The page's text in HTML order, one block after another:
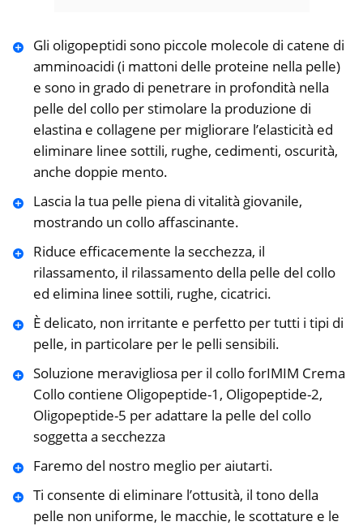
Gli oligopeptidi sono piccole molecole di catene di
amminoacidi (i mattoni delle proteine nella pelle)
e sono in grado di penetrare in profondità nella
pelle del collo per stimolare la produzione di
elastina e collagene per migliorare l’elasticità ed
eliminare linee sottili, rughe, cedimenti, oscurità,
anche doppie mento.
Lascia la tua pelle piena di vitalità giovanile,
mostrando un collo affascinante.
Riduce efficacemente la secchezza, il
rilassamento, il rilassamento della pelle del collo
ed elimina linee sottili, rughe, cicatrici.
È delicato, non irritante e perfetto per tutti i tipi di
pelle, in particolare per le pelli sensibili.
Soluzione meravigliosa per il collo forIMIM Crema
Collo contiene Oligopeptide-1, Oligopeptide-2,
Oligopeptide-5 per adattare la pelle del collo
soggetta a secchezza
Faremo del nostro meglio per aiutarti.
Ti consente di eliminare l’ottusità, il tono della
pelle non uniforme, le macchie, le scottature e le